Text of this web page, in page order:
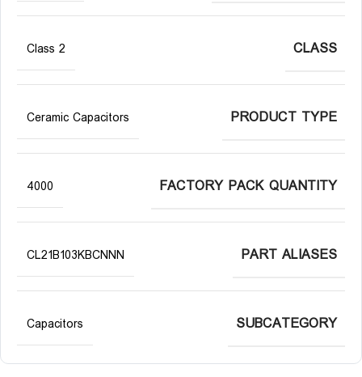
CLASS
Class 2
PRODUCT TYPE
Ceramic Capacitors
FACTORY PACK QUANTITY
4000
PART ALIASES
CL21B103KBCNNN
SUBCATEGORY
Capacitors